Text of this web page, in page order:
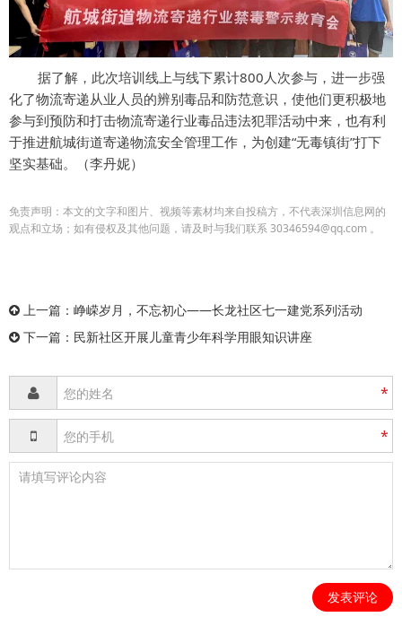
据了解，此次培训线上与线下累计800人次参与，进一步强
化了物流寄递从业人员的辨别毒品和防范意识，使他们更积极地
参与到预防和打击物流寄递行业毒品违法犯罪活动中来，也有利
于推进航城街道寄递物流安全管理工作，为创建“无毒镇街”打下
坚实基础。（李丹妮）
免责声明：本文的文字和图片、视频等素材均来自投稿方，不代表深圳信息网的
观点和立场；如有侵权及其他问题，请及时与我们联系 30346594@qq.com 。
上一篇： 峥嵘岁月，不忘初心——长龙社区七一建党系列活动
下一篇： 民新社区开展儿童青少年科学用眼知识讲座
*
*
发表评论